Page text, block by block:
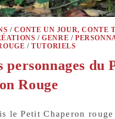
/CONTE UN JOUR, CONTE
/GENRE /
/TUTORIELS
personnages du
Rouge
le Petit Chaperon rouge